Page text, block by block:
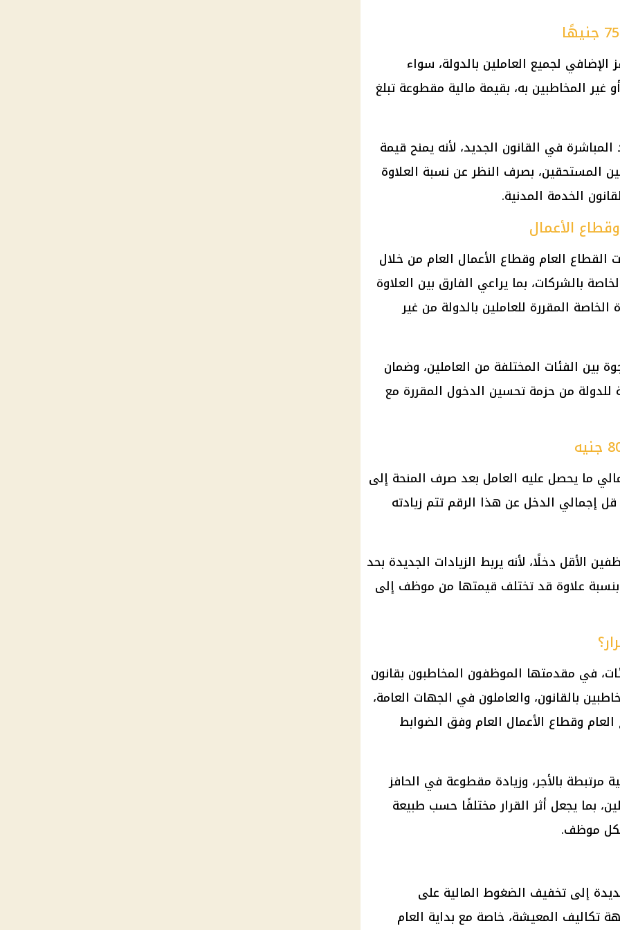
الإضافي لجميع العاملين بالدولة، سواء
غير المخاطبين به، بقيمة مالية مقطوعة تبلغ
المباشرة في القانون الجديد، لأنه يمنح قيمة
المستحقين، بصرف النظر عن نسبة العلاوة
الخدمة المدنية.
الأعمال
القطاع العام وقطاع الأعمال العام من خلال
بالشركات، بما يراعي الفارق بين العلاوة
الخاصة المقررة للعاملين بالدولة من غير
بين الفئات المختلفة من العاملين، وضمان
للدولة من حزمة تحسين الدخول المقررة مع
ما يحصل عليه العامل بعد صرف المنحة إلى
قل إجمالي الدخل عن هذا الرقم تتم زيادته
الأقل دخلًا، لأنه يربط الزيادات الجديدة بحد
علاوة قد تختلف قيمتها من موظف إلى
في مقدمتها الموظفون المخاطبون بقانون
بالقانون، والعاملون في الجهات العامة،
وقطاع الأعمال العام وفق الضوابط
مرتبطة بالأجر، وزيادة مقطوعة في الحافز
بما يجعل أثر القرار مختلفًا حسب طبيعة
لكل موظف.
إلى تخفيف الضغوط المالية على
تكاليف المعيشة، خاصة مع بداية العام